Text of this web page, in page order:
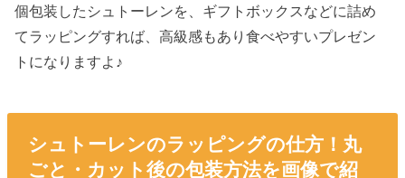
個包装したシュトーレンを、ギフトボックスなどに詰め
てラッピングすれば、高級感もあり食べやすいプレゼン
トになりますよ♪
シュトーレンのラッピングの仕方！丸
ごと・カット後の包装方法を画像で紹